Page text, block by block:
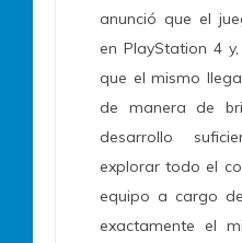
anunció que el
en PlayStation 4
que el mismo
de manera de
desarrollo
explorar todo el
equipo a cargo
exactamente el